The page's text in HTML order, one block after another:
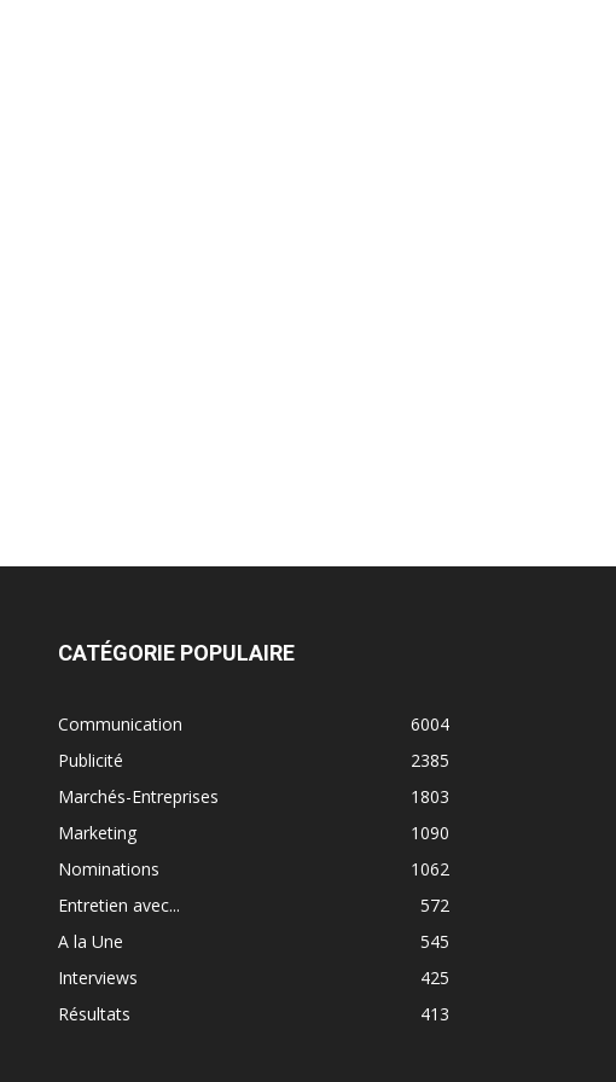
CATÉGORIE POPULAIRE
Communication
6004
Publicité
2385
Marchés-Entreprises
1803
Marketing
1090
Nominations
1062
Entretien avec...
572
A la Une
545
Interviews
425
Résultats
413